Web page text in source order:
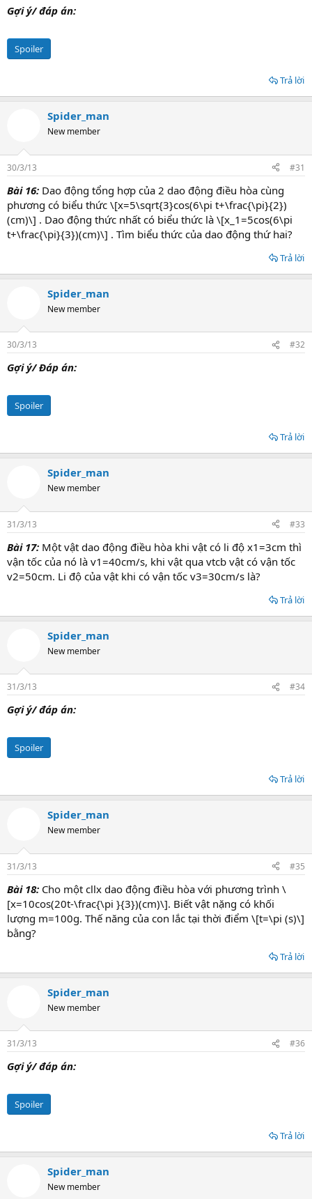
Gợi ý/ đáp án:
Spoiler
Trả lời
Spider_man
New member
30/3/13 #31
Bài 16: Dao động tổng hợp của 2 dao động điều hòa cùng
phương có biểu thức \[x=5\sqrt{3}cos(6\pi t+\frac{\pi}{2})
(cm)\] . Dao động thức nhất có biểu thức là \[x_1=5cos(6\pi
t+\frac{\pi}{3})(cm)\] . Tìm biểu thức của dao động thứ hai?
Trả lời
Spider_man
New member
30/3/13 #32
Gợi ý/ Đáp án:
Spoiler
Trả lời
Spider_man
New member
31/3/13 #33
Bài 17: Một vật dao động điều hòa khi vật có li độ x1=3cm thì
vận tốc của nó là v1=40cm/s, khi vật qua vtcb vật có vận tốc
v2=50cm. Li độ của vật khi có vận tốc v3=30cm/s là?
Trả lời
Spider_man
New member
31/3/13 #34
Gợi ý/ đáp án:
Spoiler
Trả lời
Spider_man
New member
31/3/13 #35
Bài 18: Cho một cllx dao động điều hòa với phương trình \
[x=10cos(20t-\frac{\pi }{3})(cm)\]. Biết vật nặng có khối
lượng m=100g. Thế năng của con lắc tại thời điểm \[t=\pi (s)\]
bằng?
Trả lời
Spider_man
New member
31/3/13 #36
Gợi ý/ đáp án:
Spoiler
Trả lời
Spider_man
New member